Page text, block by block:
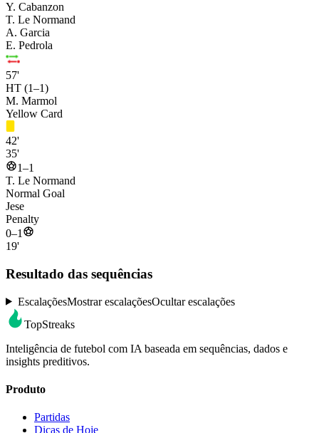
Y. Cabanzon
T. Le Normand
A. Garcia
E. Pedrola
57'
HT (1–1)
M. Marmol
Yellow Card
42'
35'
1–1
T. Le Normand
Normal Goal
Jese
Penalty
0–1
19'
Resultado das sequências
EscalaçõesMostrar escalaçõesOcultar escalações
TopStreaks
Inteligência de futebol com IA baseada em sequências, dados e
insights preditivos.
Produto
Partidas
Dicas de Hoje